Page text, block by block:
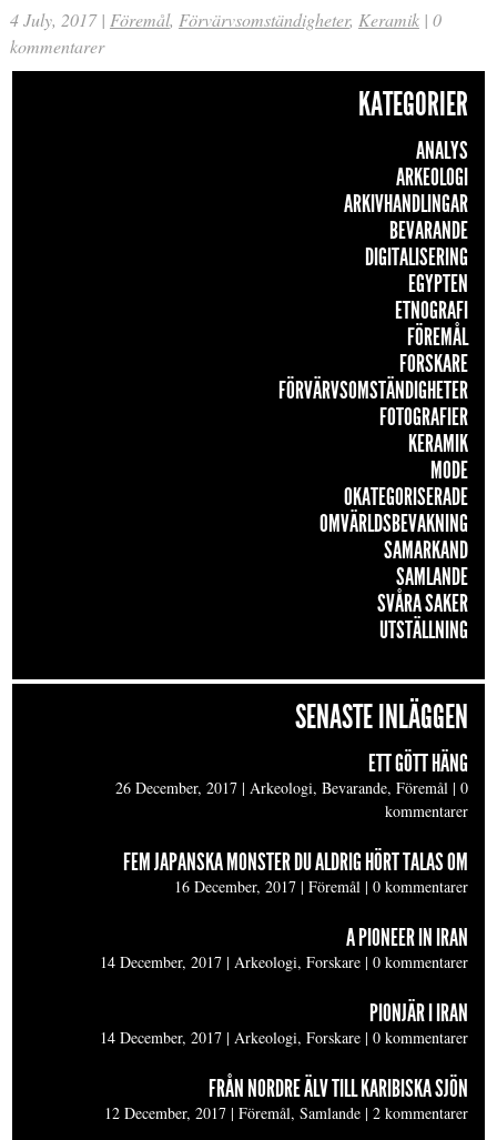
4 July, 2017 | Föremål, Förvärvsomständigheter, Keramik | 0
kommentarer
KATEGORIER
ANALYS
ARKEOLOGI
ARKIVHANDLINGAR
BEVARANDE
DIGITALISERING
EGYPTEN
ETNOGRAFI
FÖREMÅL
FORSKARE
FÖRVÄRVSOMSTÄNDIGHETER
FOTOGRAFIER
KERAMIK
MODE
OKATEGORISERADE
OMVÄRLDSBEVAKNING
SAMARKAND
SAMLANDE
SVÅRA SAKER
UTSTÄLLNING
SENASTE INLÄGGEN
ETT GÖTT HÄNG
26 December, 2017 | Arkeologi, Bevarande, Föremål |0
kommentarer
FEM JAPANSKA MONSTER DU ALDRIG HÖRT TALAS OM
16 December, 2017 |Föremål |0 kommentarer
A PIONEER IN IRAN
14 December, 2017 | Arkeologi, Forskare |0 kommentarer
PIONJÄR I IRAN
14 December, 2017 | Arkeologi, Forskare |0 kommentarer
FRÅN NORDRE ÄLV TILL KARIBISKA SJÖN
12 December, 2017 |Föremål, Samlande |2 kommentarer